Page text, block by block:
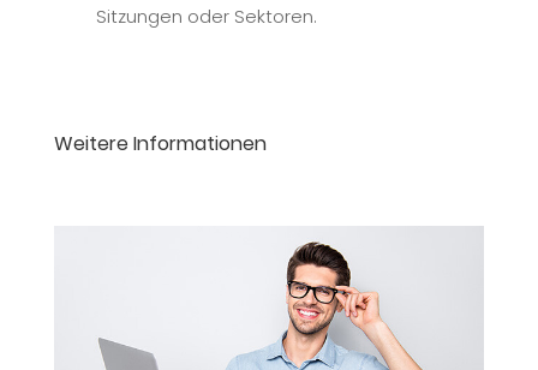
Sitzungen oder Sektoren.
Weitere Informationen